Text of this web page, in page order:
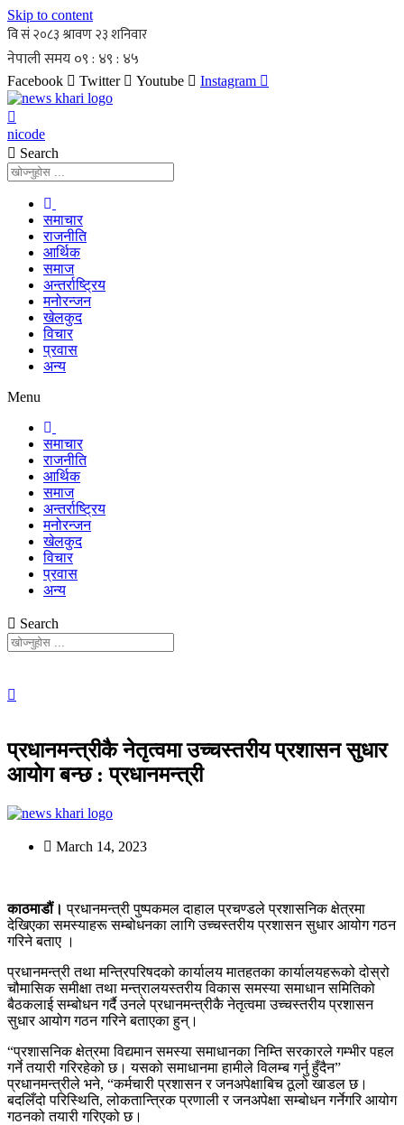
Skip to content
Facebook Twitter Youtube Instagram
nicode
Search
समाचार
राजनीति
आर्थिक
समाज
अन्तर्राष्ट्रिय
मनोरन्जन
खेलकुद
विचार
प्रवास
अन्य
Menu
समाचार
राजनीति
आर्थिक
समाज
अन्तर्राष्ट्रिय
मनोरन्जन
खेलकुद
विचार
प्रवास
अन्य
Search
प्रधानमन्त्रीकै नेतृत्वमा उच्चस्तरीय प्रशासन सुधार
आयोग बन्छ : प्रधानमन्त्री
March 14, 2023
काठमाडौं। प्रधानमन्त्री पुष्पकमल दाहाल प्रचण्डले प्रशासनिक क्षेत्रमा
देखिएका समस्याहरू सम्बोधनका लागि उच्चस्तरीय प्रशासन सुधार आयोग गठन
गरिने बताए ।
प्रधानमन्त्री तथा मन्त्रिपरिषदको कार्यालय मातहतका कार्यालयहरूको दोस्रो
चौमासिक समीक्षा तथा मन्त्रालयस्तरीय विकास समस्या समाधान समितिको
बैठकलाई सम्बोधन गर्दै उनले प्रधानमन्त्रीकै नेतृत्वमा उच्चस्तरीय प्रशासन
सुधार आयोग गठन गरिने बताएका हुन्।
“प्रशासनिक क्षेत्रमा विद्यमान समस्या समाधानका निम्ति सरकारले गम्भीर पहल
गर्ने तयारी गरिरहेको छ। यसको समाधानमा हामीले विलम्ब गर्नु हुँदैन”
प्रधानमन्त्रीले भने, “कर्मचारी प्रशासन र जनअपेक्षाबिच ठूलो खाडल छ।
बदलिँदो परिस्थिति, लोकतान्त्रिक प्रणाली र जनअपेक्षा सम्बोधन गर्नेगरि आयोग
गठनको तयारी गरिएको छ।